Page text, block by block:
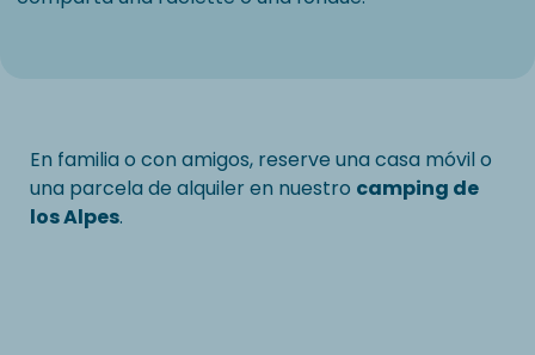
En familia o con amigos, reserve una casa móvil o
una parcela de alquiler en nuestro camping de
los Alpes.